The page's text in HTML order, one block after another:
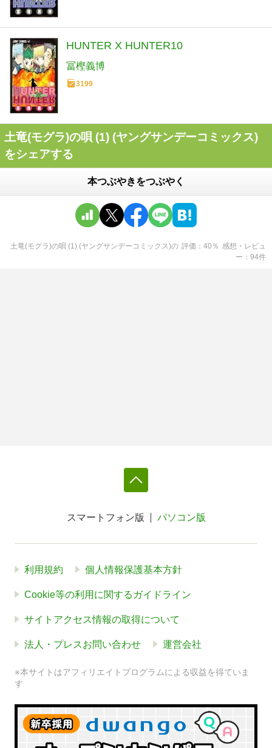
HUNTER X HUNTER10
冨樫義博
3199
土竜(モグラ)の唄 (1) (ヤングサンデーコミックス)
をシェアする
本つぶやきをつぶやく
土竜(モグラ)の唄 (1) (ヤングサンデーコミックス)の 評価 40 ％ 感想・レビュ
ー
94件
スマートフォン版 パソコン版
利用規約 個人情報保護基本方針
Cookie等の利用に関するガイドライン
サイトアクセス情報の取得について
法人・プレスお問い合わせ 運営会社
※本サイトはアフィリエイトプログラムによる収益を得ていま
す